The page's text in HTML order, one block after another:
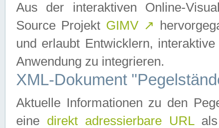
Aus der interaktiven Online-
Source Projekt GIMV ↗
und erlaubt Entwicklern,
Anwendung zu integrieren.
XML-Dokument
Aktuelle Informationen zu den
eine direkt adressierbare URLals